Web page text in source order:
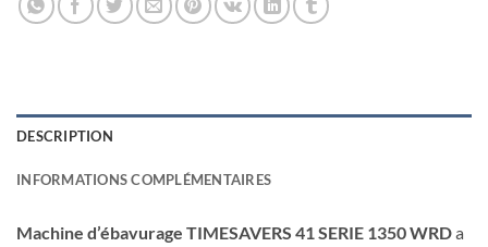
DESCRIPTION
INFORMATIONS COMPLÉMENTAIRES
Machine d’ébavurage TIMESAVERS 41 SERIE 1350 WRDa